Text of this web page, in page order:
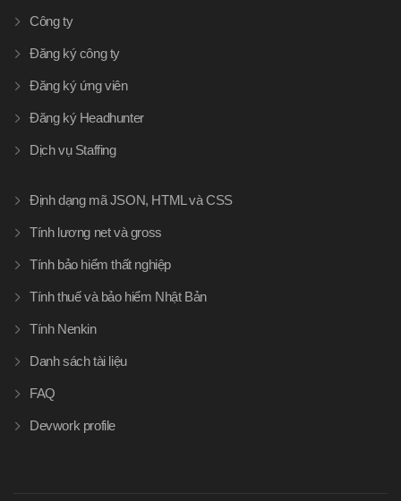
Công ty
Đăng ký công ty
Đăng ký ứng viên
Đăng ký Headhunter
Dịch vụ Staffing
Định dạng mã JSON, HTML và CSS
Tính lương net và gross
Tính bảo hiểm thất nghiệp
Tính thuế và bảo hiểm Nhật Bản
Tính Nenkin
Danh sách tài liệu
FAQ
Devwork profile